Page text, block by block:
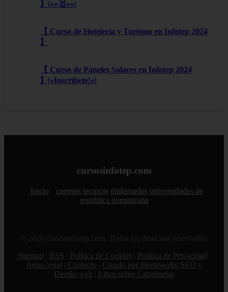
】|»»🥇««|
【 Curso de Hotelería y Turismo en Infotep 2024
】
【 Curso de Paneles Solares en Infotep 2024
】|»Inscríbete!«|
cursosinfotep.com
Inicio carreras tecnicas diplomados universidades de
republica dominicana
© 2026 cursosinfotep.com. Todos los derechos reservados.
Sitemap
RSS Política de Cookies Política de Privacidad
Aviso legal
Contacto
Creado por 0lemiswebs SEO y
Diseño web
Libro sobre Cabañuelas